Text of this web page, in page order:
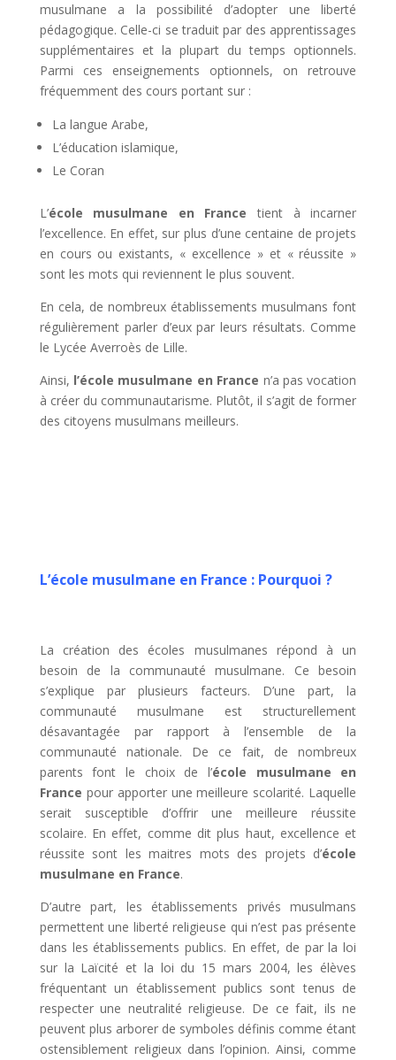
musulmane a la possibilité d’adopter une liberté
pédagogique. Celle-ci se traduit par des apprentissages
supplémentaires et la plupart du temps optionnels.
Parmi ces enseignements optionnels, on retrouve
fréquemment des cours portant sur :
La langue Arabe,
L’éducation islamique,
Le Coran
L’école musulmane en Francetient à incarner
l’excellence. En effet, sur plus d’une centaine de projets
en cours ou existants, « excellence » et « réussite »
sont les mots qui reviennent le plus souvent.
En cela, de nombreux établissements musulmans font
régulièrement parler d’eux par leurs résultats. Comme
le Lycée Averroès de Lille.
Ainsi, l’école musulmane en France n’a pas vocation
à créer du communautarisme. Plutôt, il s’agit de former
des citoyens musulmans meilleurs.
L’école musulmane en France : Pourquoi ?
La création des écoles musulmanes répond à un
besoin de la communauté musulmane. Ce besoin
s’explique par plusieurs facteurs. D’une part, la
communauté musulmane est structurellement
désavantagée par rapport à l’ensemble de la
communauté nationale. De ce fait, de nombreux
parents font le choix de l’école musulmane en
France pour apporter une meilleure scolarité. Laquelle
serait susceptible d’offrir une meilleure réussite
scolaire. En effet, comme dit plus haut, excellence et
réussite sont les maitres mots des projets d’école
musulmane en France.
D’autre part, les établissements privés musulmans
permettent une liberté religieuse qui n’est pas présente
dans les établissements publics. En effet, de par la loi
sur la Laïcité et la loi du 15 mars 2004, les élèves
fréquentant un établissement publics sont tenus de
respecter une neutralité religieuse. De ce fait, ils ne
peuvent plus arborer de symboles définis comme étant
ostensiblement religieux dans l’opinion. Ainsi, comme